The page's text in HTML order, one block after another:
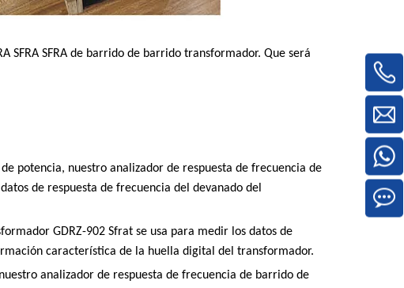
SFRA SFRA de barrido de barrido transformador. Que será
potencia, nuestro analizador de respuesta de frecuencia de
de respuesta de frecuencia del devanado del
GDRZ-902 Sfrat se usa para medir los datos de
característica de la huella digital del transformador.
analizador de respuesta de frecuencia de barrido de